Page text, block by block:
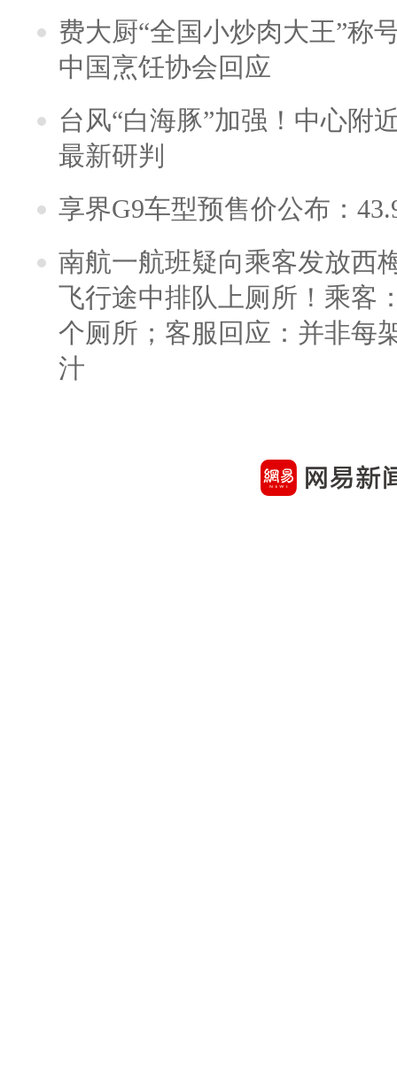
费大厨“全国小炒肉大王”称
中国烹饪协会回应
台风“白海豚”加强！中心附
最新研判
享界G9车型预售价公布：
南航一航班疑向乘客发放西
飞行途中排队上厕所！乘客
个厕所；客服回应：并非每
汁